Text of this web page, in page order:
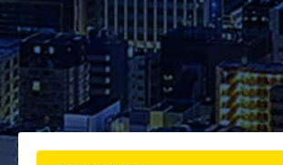
2026年度パンフレット配布開
始！カリキュラム全体、各科目
詳細、院生プロフィールについ
て、詳しく知りたい方は資料請
求フォームからお申込みくださ
い。